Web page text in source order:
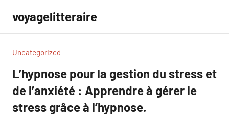
contenu
voyagelitteraire
Uncategorized
L’hypnose pour la gestion du stress et
de l’anxiété : Apprendre à gérer le
stress grâce à l’hypnose.